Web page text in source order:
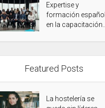
Expertise y
formación
en la capacitación...
Featured Posts
La hostelería se